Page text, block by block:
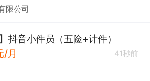
限公司
抖音小件员（五险+计件）
/月
41秒前